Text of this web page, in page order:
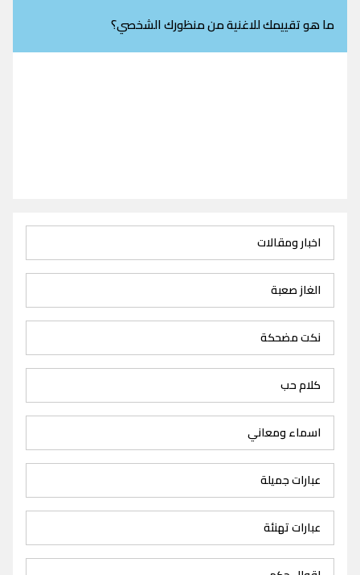
ما هو تقييمك للاغنية من منظورك الشخصي؟
اخبار ومقالات
الغاز صعبة
نكت مضحكة
كلام حب
اسماء ومعاني
عبارات جميلة
عبارات تهنئة